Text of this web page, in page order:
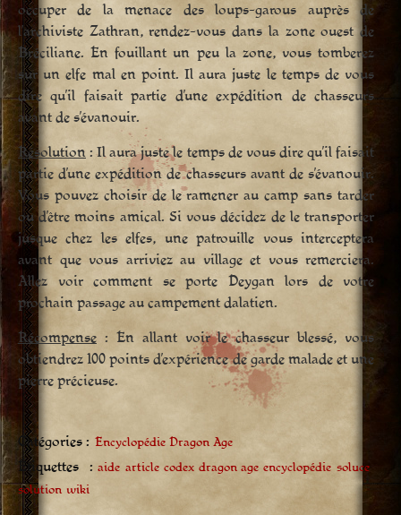
occuper de la menace des loups-garous auprès de
l’archiviste Zathran, rendez-vous dans la zone ouest de
Bréciliane. En fouillant un peu la zone, vous tomberez
sur un elfe mal en point. Il aura juste le temps de vous
dire qu’il faisait partie d’une expédition de chasseurs
avant de s’évanouir.
Résolution : Il aura juste le temps de vous dire qu’il faisait
partie d’une expédition de chasseurs avant de s’évanouir.
Vous pouvez choisir de le ramener au camp sans tarder
ou d’être moins amical. Si vous décidez de le transporter
jusque chez les elfes, une patrouille vous interceptera
avant que vous arriviez au village et vous remerciera.
Allez voir comment se porte Deygan lors de votre
prochain passage au campement dalatien.
Récompense : En allant voir le chasseur blessé, vous
obtiendrez 100 points d’expérience de garde malade et une
pierre précieuse.
Catégories : Encyclopédie Dragon Age
Étiquettes : aide article codex dragon age encyclopédie soluce
solution wiki